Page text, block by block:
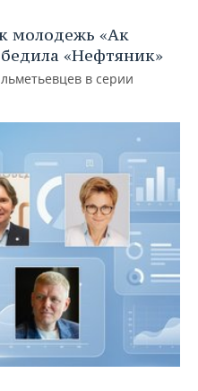
молодежь «Ак
«Нефтяник»
в серии